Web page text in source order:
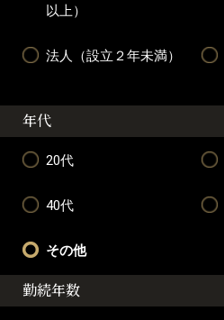
以上）
法人（設立２年未満）
年代
20代
40代
その他
勤続年数